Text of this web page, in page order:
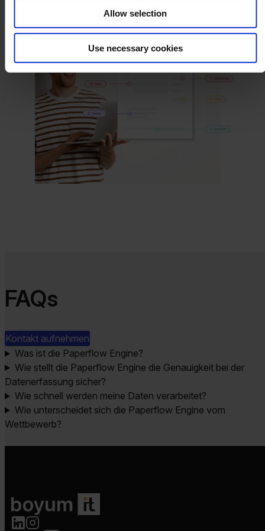
Allow selection
Use necessary cookies
FAQs
Kontakt aufnehmen
Was ist die Paperflow Engine?
Wie stellt die Paperflow Engine die Genauigkeit bei der
Datenerfassung sicher?
Wie schnell werden meine Daten verarbeitet?
Wie unterscheidet sich die Paperflow Engine vom
Wettbewerb?